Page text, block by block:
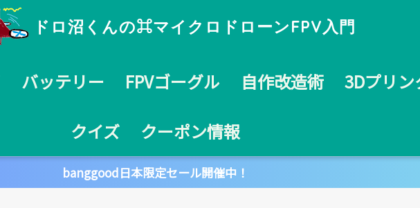
ドロ沼くんの⌘マイクロドローンFPV入門
バッテリー FPVゴーグル 自作改造術 3Dプリン
クイズ クーポン情報
banggood日本限定セール開催中！